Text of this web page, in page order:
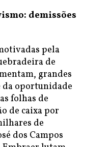
demissões
pela
de
grandes
da oportunidade
folhas de
de caixa por
de
dos Campos